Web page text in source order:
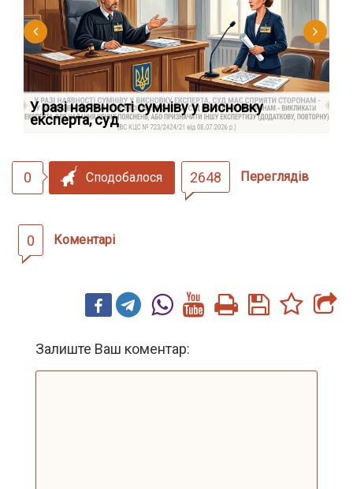
У разі наявності сумніву у висновку
експерта, суд
0 Сподобалося 2648 Переглядів
0 Коментарі
Залиште Ваш коментар: